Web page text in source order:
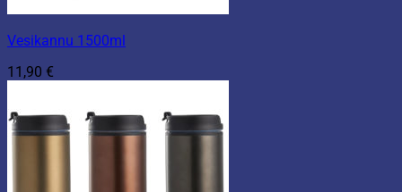
Vesikannu 1500ml
11,90 €